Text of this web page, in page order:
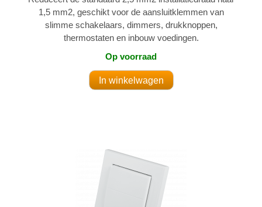
1,5 mm2, geschikt voor de aansluitklemmen van
slimme schakelaars, dimmers, drukknoppen,
thermostaten en inbouw voedingen.
Op voorraad